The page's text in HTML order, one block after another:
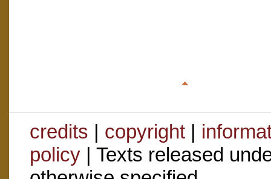
credits | copyright|
policy| Texts released